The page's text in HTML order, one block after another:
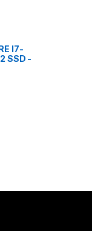
I7-
SSD -